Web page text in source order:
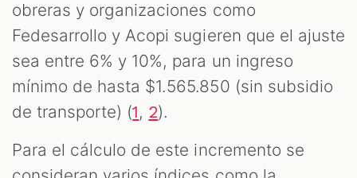
obreras y organizaciones como
Fedesarrollo y Acopi sugieren que el ajuste
sea entre 6% y 10%, para un ingreso
mínimo de hasta $1.565.850 (sin subsidio
de transporte) (1, 2).
Para el cálculo de este incremento se